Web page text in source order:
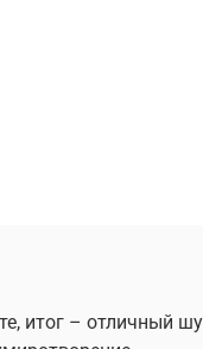
итог – отличный